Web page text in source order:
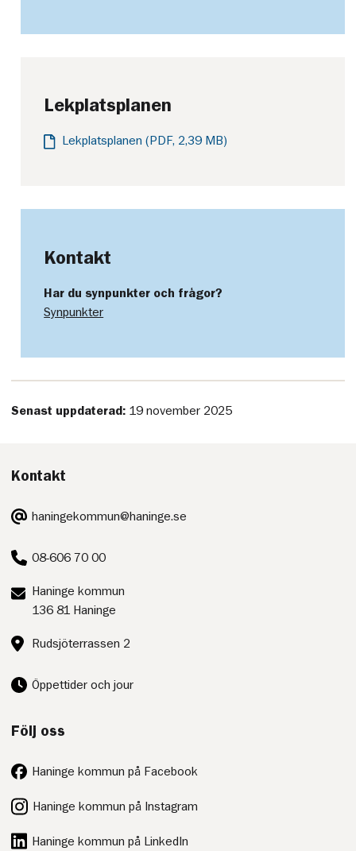
Lekplatsplanen
Lekplatsplanen (PDF, 2,39 MB)
Kontakt
Har du synpunkter och frågor?
Synpunkter
Senast uppdaterad: 19 november 2025
Kontakt
E-
post:
haningekommun@haninge.se
Telefon:
08-606 70 00
Postadress:
Haninge kommun
136 81 Haninge
Besöksadress:
Rudsjöterrassen 2
Öppettider och jour
Följ oss
Haninge kommun på Facebook
Haninge kommun på Instagram
Haninge kommun på LinkedIn